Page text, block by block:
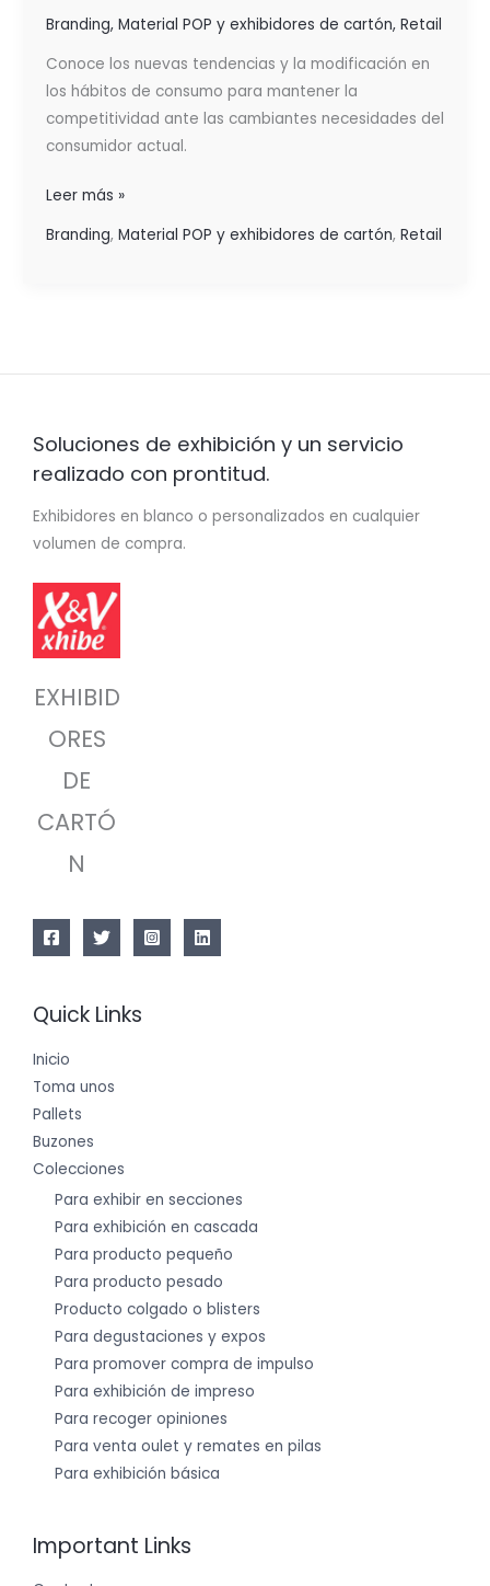
Branding, Material POP y exhibidores de cartón, Retail
Conoce los nuevas tendencias y la modificación en
los hábitos de consumo para mantener la
competitividad ante las cambiantes necesidades del
consumidor actual.
Leer más »
Branding, Material POP y exhibidores de cartón, Retail
Soluciones de exhibición y un servicio
realizado con prontitud.
Exhibidores en blanco o personalizados en cualquier
volumen de compra.
EXHIBID
ORES
DE
CARTÓ
N
Quick Links
Inicio
Toma unos
Pallets
Buzones
Colecciones
Para exhibir en secciones
Para exhibición en cascada
Para producto pequeño
Para producto pesado
Producto colgado o blisters
Para degustaciones y expos
Para promover compra de impulso
Para exhibición de impreso
Para recoger opiniones
Para venta oulet y remates en pilas
Para exhibición básica
Important Links